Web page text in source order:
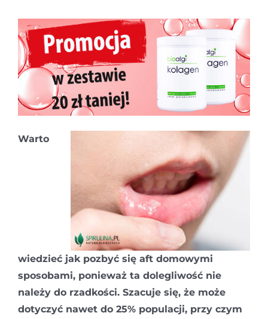
Warto
wiedzieć jak pozbyć się aft domowymi
sposobami, ponieważ ta dolegliwość nie
należy do rzadkości. Szacuje się, że może
dotyczyć nawet do 25% populacji, przy czym